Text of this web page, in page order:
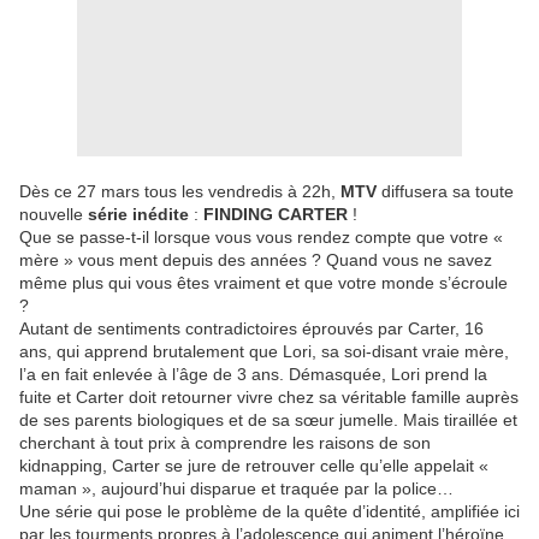
Dès ce 27 mars tous les vendredis à 22h, MTV diffusera sa toute
nouvelle série inédite : FINDING CARTER !
Que se passe-t-il lorsque vous vous rendez compte que votre «
mère » vous ment depuis des années ? Quand vous ne savez
même plus qui vous êtes vraiment et que votre monde s’écroule
?
Autant de sentiments contradictoires éprouvés par Carter, 16
ans, qui apprend brutalement que Lori, sa soi-disant vraie mère,
l’a en fait enlevée à l’âge de 3 ans. Démasquée, Lori prend la
fuite et Carter doit retourner vivre chez sa véritable famille auprès
de ses parents biologiques et de sa sœur jumelle. Mais tiraillée et
cherchant à tout prix à comprendre les raisons de son
kidnapping, Carter se jure de retrouver celle qu’elle appelait «
maman », aujourd’hui disparue et traquée par la police…
Une série qui pose le problème de la quête d’identité, amplifiée ici
par les tourments propres à l’adolescence qui animent l’héroïne,